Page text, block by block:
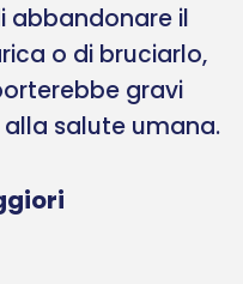
abbandonare il
o di bruciarlo,
gravi
salute umana.